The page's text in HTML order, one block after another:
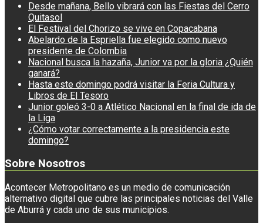
Desde mañana, Bello vibrará con las Fiestas del Cerro
Quitasol
El Festival del Chorizo se vive en Copacabana
Abelardo de la Espriella fue elegido como nuevo
presidente de Colombia
Nacional busca la hazaña, Junior va por la gloria ¿Quién
ganará?
Hasta este domingo podrá visitar la Feria Cultura y
Libros de El Tesoro
Junior goleó 3-0 a Atlético Nacional en la final de ida de
la Liga
¿Cómo votar correctamente a la presidencia este
domingo?
Sobre Nosotros
Acontecer Metropolitano es un medio de comunicación
alternativo digital que cubre las principales noticias del Valle
de Aburrá y cada uno de sus municipios.